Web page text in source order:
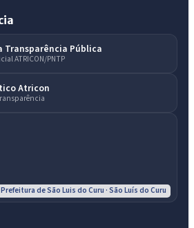
Transparência Pública
ATRICON/PNTP
Atricon
Prefeitura de São Luis do Curu · São Luís do Curu